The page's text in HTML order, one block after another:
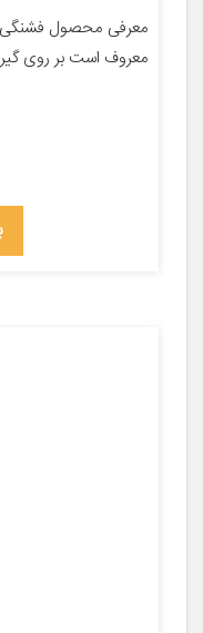
معرفی محصول فشنگی
معروف است بر روی